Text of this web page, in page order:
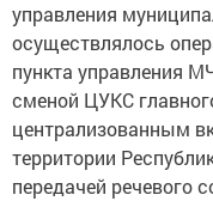
управления
осуществлялось
пункта управления
сменой ЦУКС
централизованным
территории
передачей речевого